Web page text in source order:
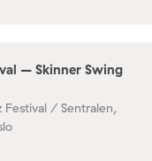
– Skinner Swing
Festival / Sentralen,